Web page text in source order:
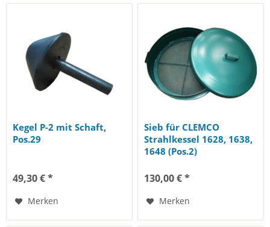
Kegel P-2 mit Schaft,
Pos.29
49,30 € *
Merken
Sieb für CLEMCO
Strahlkessel 1628, 1638,
1648 (Pos.2)
130,00 € *
Merken